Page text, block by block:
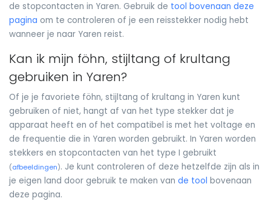
de stopcontacten in Yaren. Gebruik de tool bovenaan deze
pagina om te controleren of je een reisstekker nodig hebt
wanneer je naar Yaren reist.
Kan ik mijn föhn, stijltang of krultang
gebruiken in Yaren?
Of je je favoriete föhn, stijltang of krultang in Yaren kunt
gebruiken of niet, hangt af van het type stekker dat je
apparaat heeft en of het compatibel is met het voltage en
de frequentie die in Yaren worden gebruikt. In Yaren worden
stekkers en stopcontacten van het type I gebruikt
(afbeeldingen). Je kunt controleren of deze hetzelfde zijn als in
je eigen land door gebruik te maken van de tool bovenaan
deze pagina.